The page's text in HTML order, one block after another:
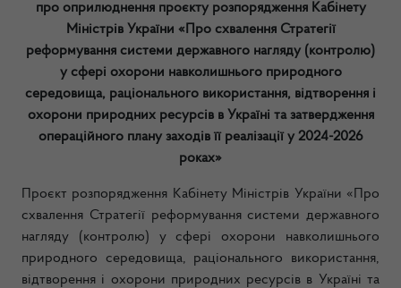
про оприлюднення проєкту розпорядження Кабінету
Міністрів України «Про схвалення Стратегії
реформування системи державного нагляду (контролю)
у сфері охорони навколишнього природного
середовища, раціонального використання, відтворення і
охорони природних ресурсів в Україні та затвердження
операційного плану заходів її реалізації у 2024-2026
роках»
Проєкт розпорядження Кабінету Міністрів України «Про
схвалення Стратегії реформування системи державного
нагляду (контролю) у сфері охорони навколишнього
природного середовища, раціонального використання,
відтворення і охорони природних ресурсів в Україні та